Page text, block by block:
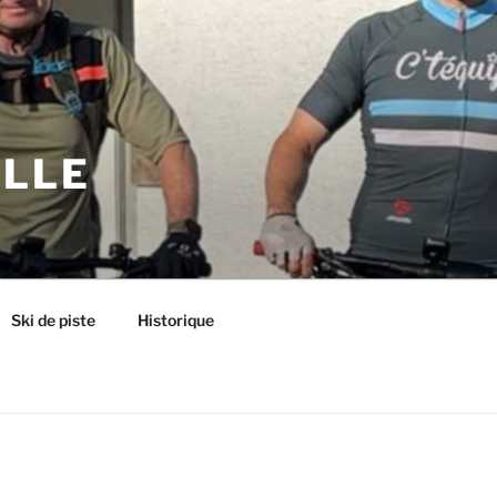
Ski de piste Historique